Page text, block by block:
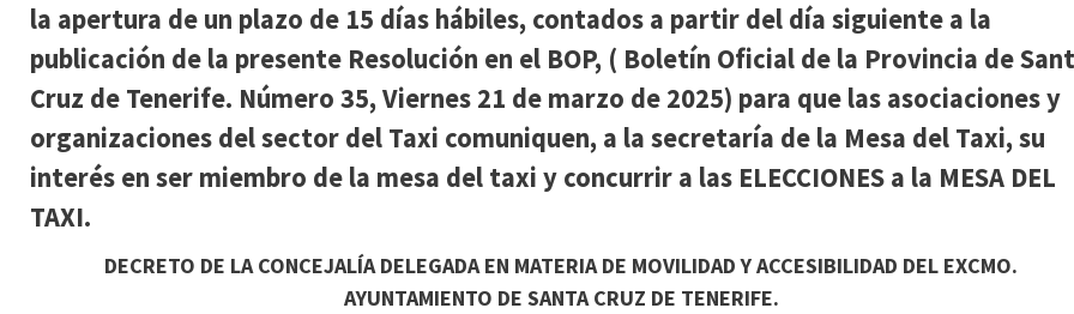
la apertura de un plazo de 15 días hábiles, contados a partir del día siguiente a la
publicación de la presente Resolución en el BOP, ( Boletín Oficial de la Provincia de
Cruz de Tenerife. Número 35, Viernes 21 de marzo de 2025) para que las asociaciones y
organizaciones del sector del Taxi comuniquen, a la secretaría de la Mesa del Taxi, su
interés en ser miembro de la mesa del taxi y concurrir a las ELECCIONES a la MESA DEL
TAXI.
DECRETO DE LA CONCEJALÍA DELEGADA EN MATERIA DE MOVILIDAD Y ACCESIBILIDAD DEL EXCMO.
AYUNTAMIENTO DE SANTA CRUZ DE TENERIFE.